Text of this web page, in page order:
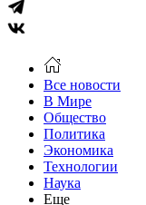
Все новости
В Мире
Общество
Политика
Экономика
Технологии
Наука
Еще